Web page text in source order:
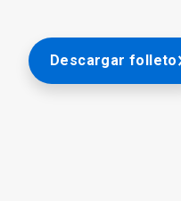
Descargar folleto